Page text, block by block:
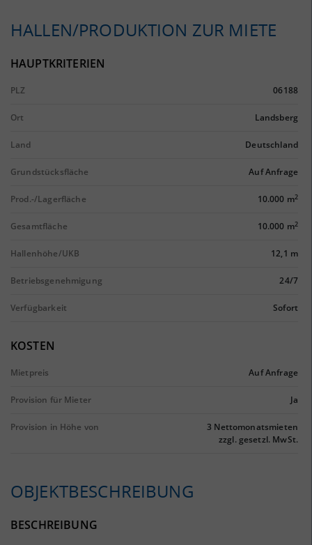
HALLEN/PRODUKTION ZUR MIETE
HAUPTKRITERIEN
PLZ 06188
Ort Landsberg
Land Deutschland
Grundstücksfläche Auf Anfrage
Prod.-/Lagerfläche 10.000 m2
Gesamtfläche 10.000 m2
Hallenhöhe/UKB 12,1 m
Betriebsgenehmigung 24/7
Verfügbarkeit Sofort
KOSTEN
Mietpreis Auf Anfrage
Provision für Mieter Ja
Provision in Höhe von
3 Nettomonatsmieten
zzgl. gesetzl. MwSt.
OBJEKTBESCHREIBUNG
BESCHREIBUNG